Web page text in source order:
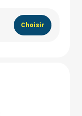
Choisir